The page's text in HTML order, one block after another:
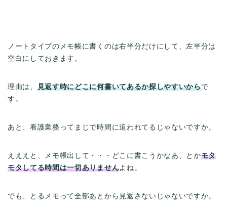
ノートタイプのメモ帳に書くのは右半分だけにして、左半分は
空白にしておきます。
理由は、 見返す時にどこに何書いてあるか探しやすいからで
す。
あと、看護業務ってまじで時間に追われてるじゃないですか。
えええと、メモ帳出して・・・どこに書こうかなあ、とかモタ
モタしてる時間は一切ありませんよね。
でも、とるメモって全部あとから見返さないじゃないですか。